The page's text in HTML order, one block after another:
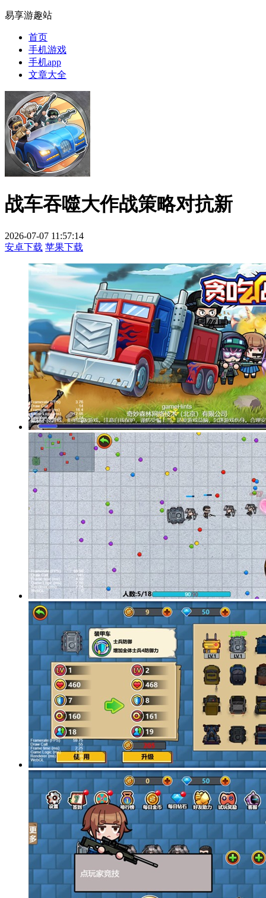
易享游趣站
首页
手机游戏
手机app
文章大全
战车吞噬大作战策略对抗新
2026-07-07 11:57:14
安卓下载 苹果下载